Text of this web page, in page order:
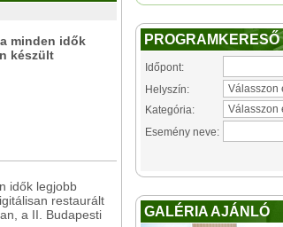
minden idők
készült
idők legjobb
restaurált
a II. Budapesti
PROGRAMKERESŐ
Időpont:
Helyszín:
Kategória:
Esemény neve:
GALÉRIA AJÁNLÓ